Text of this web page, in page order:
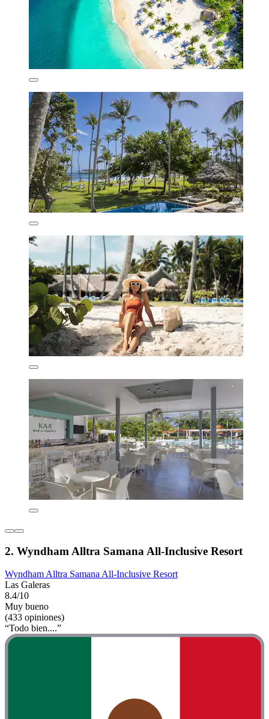
2. Wyndham Alltra Samana All-Inclusive Resort
Wyndham Alltra Samana All-Inclusive Resort
Las Galeras
8.4/10
Muy bueno
(433 opiniones)
“Todo bien....”